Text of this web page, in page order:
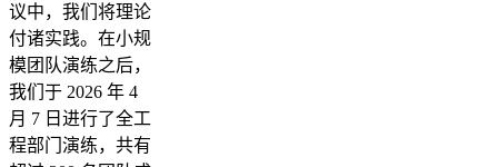
议中，我们将理论
付诸实践。在小规
模团队演练之后，
我们于 2026 年 4
月 7 日进行了全工
程部门演练，共有